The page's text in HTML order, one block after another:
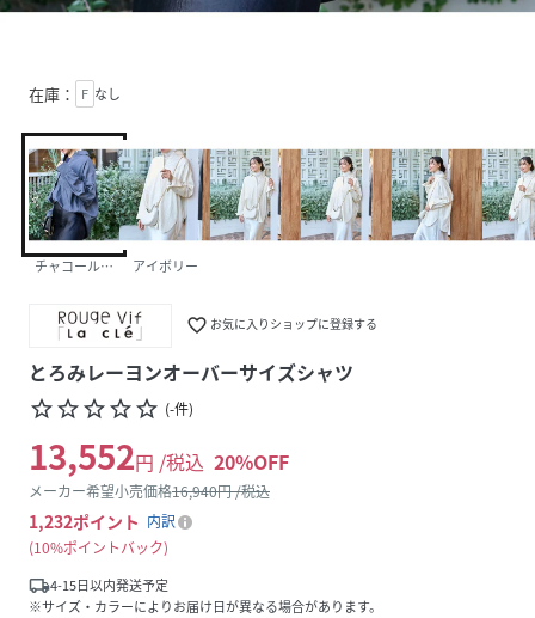
在庫： F なし
チャコールグレーアイボリー
favorite_border お気に入りショップに登録する
とろみレーヨンオーバーサイズシャツ
star_borderstar_borderstar_borderstar_borderstar_border (-件)
13,552円 /税込 20%OFF
メーカー希望小売価格16,940円 /税込
1,232ポイント 内訳
10%ポイントバック
local_shipping4-15日以内発送予定
※サイズ・カラーによりお届け日が異なる場合があります。